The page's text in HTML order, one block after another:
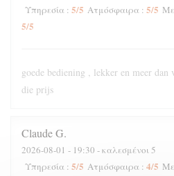
Υπηρεσία : 5/5 Ατμόσφαιρα : 5/5
5/5
goede bediening , lekker en meer
die prijs
ClaudeG
2026-08-01 - 19:30 - καλεσμένοι 5
Υπηρεσία : 5/5 Ατμόσφαιρα : 4/5